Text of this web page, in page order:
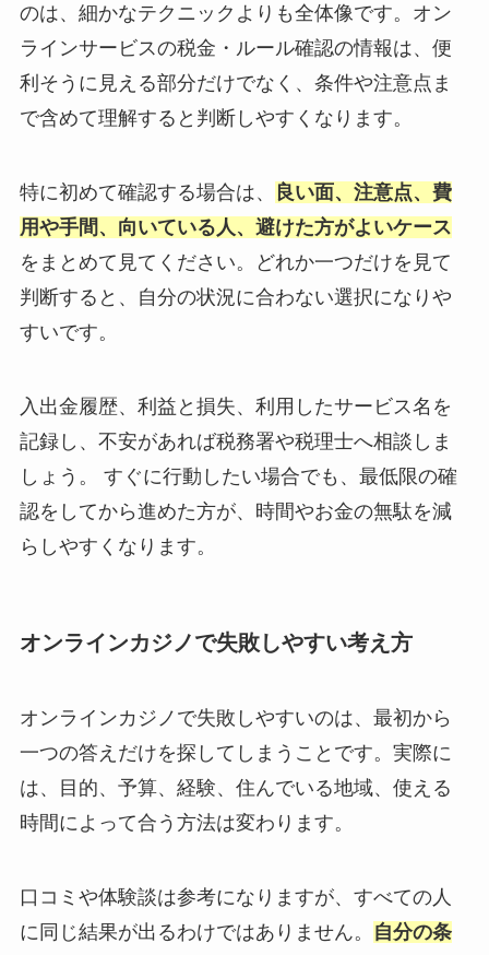
のは、細かなテクニックよりも全体像です。オン
ラインサービスの税金・ルール確認の情報は、便
利そうに見える部分だけでなく、条件や注意点ま
で含めて理解すると判断しやすくなります。
特に初めて確認する場合は、
良い面、注意点、費
用や手間、向いている人、避けた方がよいケース
をまとめて見てください。どれか一つだけを見て
判断すると、自分の状況に合わない選択になりや
すいです。
入出金履歴、利益と損失、利用したサービス名を
記録し、不安があれば税務署や税理士へ相談しま
しょう。 すぐに行動したい場合でも、最低限の確
認をしてから進めた方が、時間やお金の無駄を減
らしやすくなります。
オンラインカジノで失敗しやすい考え方
オンラインカジノで失敗しやすいのは、最初から
一つの答えだけを探してしまうことです。実際に
は、目的、予算、経験、住んでいる地域、使える
時間によって合う方法は変わります。
口コミや体験談は参考になりますが、すべての人
に同じ結果が出るわけではありません。
自分の条